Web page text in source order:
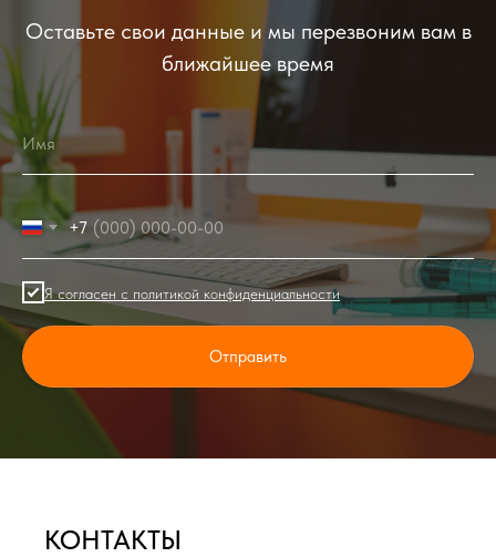
Оставьте свои данные и мы перезвоним вам в
ближайшее время
+7
Я согласен с политикой конфиденциальности
Отправить
КОНТАКТЫ